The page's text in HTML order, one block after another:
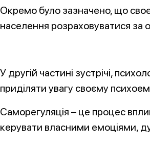
Окремо було зазначено, що
населення розраховуватися за
У другій частині зустрічі,
приділяти увагу своєму
Саморегуляція – це процес
керувати власними емоціями,